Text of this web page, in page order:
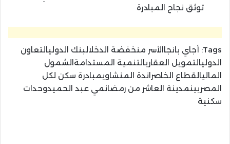
توثق نجاح المبادرة
Tags: أجاي بانجاالأسر منخفضة الدخلالبنك الدوليالتعاون
الدوليالتمويل العقاريالتنمية المستدامةالشمول
الماليالقطاع الخاصراندة المنشاويمبادرة سكن لكل
المصريينمدينة العاشر من رمضانمي عبد الحميدوحدات
سكنية